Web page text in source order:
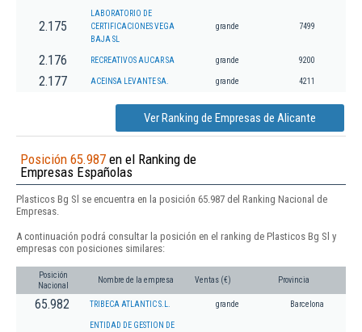
2.175
LABORATORIO DE
CERTIFICACIONES VEGA
BAJA SL
grande 7499
2.176 RECREATIVOS AUCAR SA grande 9200
2.177 ACEINSA LEVANTE SA. grande 4211
Ver Ranking de Empresas de Alicante
Posición 65.987 en el Ranking de
Empresas Españolas
Plasticos Bg Sl se encuentra en la posición 65.987 del Ranking Nacional de
Empresas.
A continuación podrá consultar la posición en el ranking de Plasticos Bg Sl y
empresas con posiciones similares:
Posición
Nacional
Nombre de la empresa Ventas (€) Provincia
65.982 TRIBECA ATLANTIC S.L. grande Barcelona
ENTIDAD DE GESTION DE